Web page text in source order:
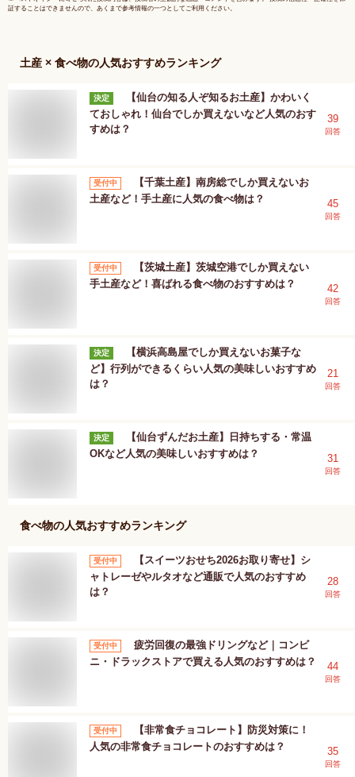
証することはできませんので、あくまで参考情報の一つとしてご利用ください。
土産 × 食べ物の人気おすすめランキング
決定
【仙台の知る人ぞ知るお土産】かわいく
ておしゃれ！仙台でしか買えないなど人気のおす
すめは？
39
回答
受付中
【千葉土産】南房総でしか買えないお
土産など！手土産に人気の食べ物は？
45
回答
受付中
【茨城土産】茨城空港でしか買えない
手土産など！喜ばれる食べ物のおすすめは？
42
回答
決定
【横浜高島屋でしか買えないお菓子な
ど】行列ができるくらい人気の美味しいおすすめ
は？
21
回答
決定
【仙台ずんだお土産】日持ちする・常温
OKなど人気の美味しいおすすめは？
31
回答
食べ物の人気おすすめランキング
受付中
【スイーツおせち2026お取り寄せ】シ
ャトレーゼやルタオなど通販で人気のおすすめ
は？
28
回答
受付中
疲労回復の最強ドリングなど｜コンビ
ニ・ドラックストアで買える人気のおすすめは？
44
回答
受付中
【非常食チョコレート】防災対策に！
人気の非常食チョコレートのおすすめは？
35
回答